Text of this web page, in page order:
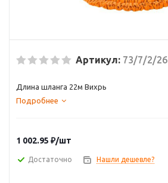
Артикул: 73/7/2/26
Длина шланга 22м Вихрь
Подробнее
1 002.95 ₽/шт
Достаточно Нашли дешевле?